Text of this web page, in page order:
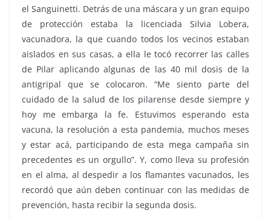
el Sanguinetti. Detrás de una máscara y un gran equipo
de protección estaba la licenciada Silvia Lobera,
vacunadora, la que cuando todos los vecinos estaban
aislados en sus casas, a ella le tocó recorrer las calles
de Pilar aplicando algunas de las 40 mil dosis de la
antigripal que se colocaron. “Me siento parte del
cuidado de la salud de los pilarense desde siempre y
hoy me embarga la fe. Estuvimos esperando esta
vacuna, la resolución a esta pandemia, muchos meses
y estar acá, participando de esta mega campaña sin
precedentes es un orgullo”. Y, como lleva su profesión
en el alma, al despedir a los flamantes vacunados, les
recordó que aún deben continuar con las medidas de
prevención, hasta recibir la segunda dosis.